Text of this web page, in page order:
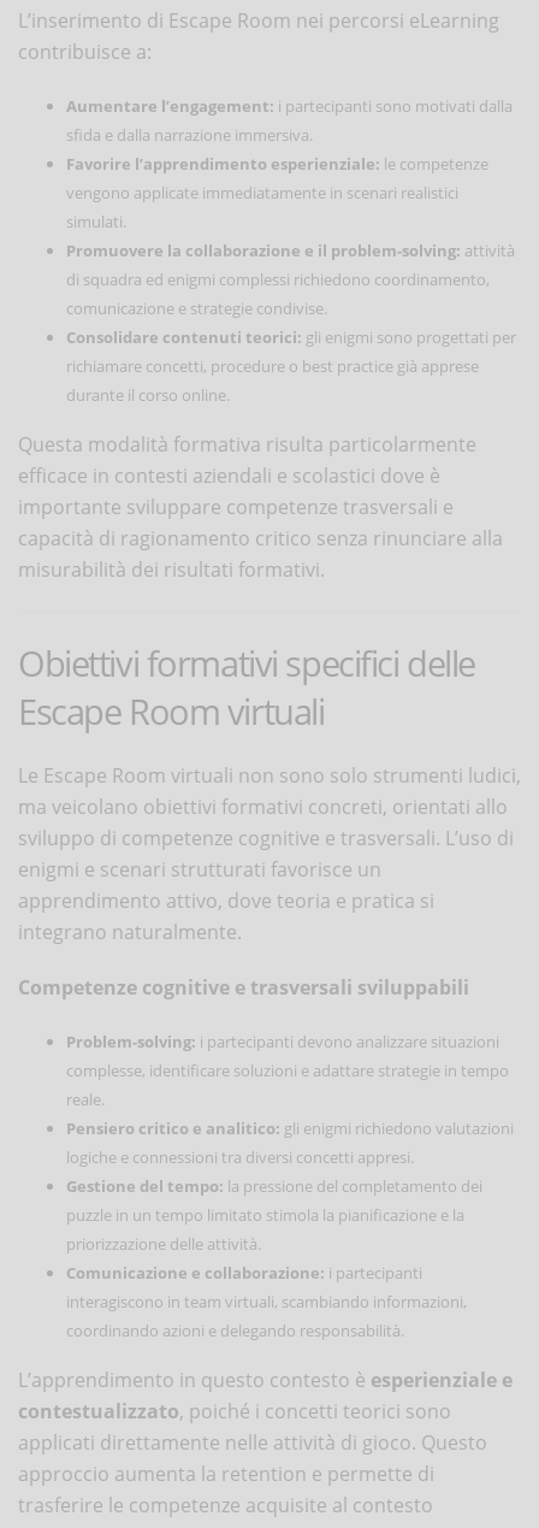
L’inserimento di Escape Room nei percorsi eLearning
contribuisce a:
Aumentare l’engagement: i partecipanti sono motivati dalla
sfida e dalla narrazione immersiva.
Favorire l’apprendimento esperienziale: le competenze
vengono applicate immediatamente in scenari realistici
simulati.
Promuovere la collaborazione e il problem-solving: attività
di squadra ed enigmi complessi richiedono coordinamento,
comunicazione e strategie condivise.
Consolidare contenuti teorici: gli enigmi sono progettati per
richiamare concetti, procedure o best practice già apprese
durante il corso online.
Questa modalità formativa risulta particolarmente
efficace in contesti aziendali e scolastici dove è
importante sviluppare competenze trasversali e
capacità di ragionamento critico senza rinunciare alla
misurabilità dei risultati formativi.
Obiettivi formativi specifici delle
Escape Room virtuali
Le Escape Room virtuali non sono solo strumenti ludici,
ma veicolano obiettivi formativi concreti, orientati allo
sviluppo di competenze cognitive e trasversali. L’uso di
enigmi e scenari strutturati favorisce un
apprendimento attivo, dove teoria e pratica si
integrano naturalmente.
Competenze cognitive e trasversali sviluppabili
Problem-solving: i partecipanti devono analizzare situazioni
complesse, identificare soluzioni e adattare strategie in tempo
reale.
Pensiero critico e analitico: gli enigmi richiedono valutazioni
logiche e connessioni tra diversi concetti appresi.
Gestione del tempo: la pressione del completamento dei
puzzle in un tempo limitato stimola la pianificazione e la
priorizzazione delle attività.
Comunicazione e collaborazione: i partecipanti
interagiscono in team virtuali, scambiando informazioni,
coordinando azioni e delegando responsabilità.
L’apprendimento in questo contesto è esperienziale e
contestualizzato, poiché i concetti teorici sono
applicati direttamente nelle attività di gioco. Questo
approccio aumenta la retention e permette di
trasferire le competenze acquisite al contesto